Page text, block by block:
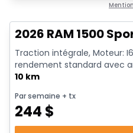
2026 RAM 1500
Traction intégrale, Moteur:
rendement standard avec
10 km
Par semaine + tx
244 $